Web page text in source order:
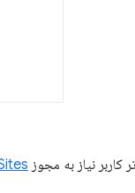
نیاز به مجوز